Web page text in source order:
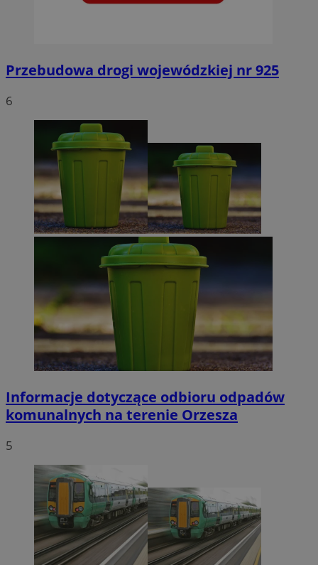
Przebudowa drogi wojewódzkiej nr 925
6
Informacje dotyczące odbioru odpadów
komunalnych na terenie Orzesza
5